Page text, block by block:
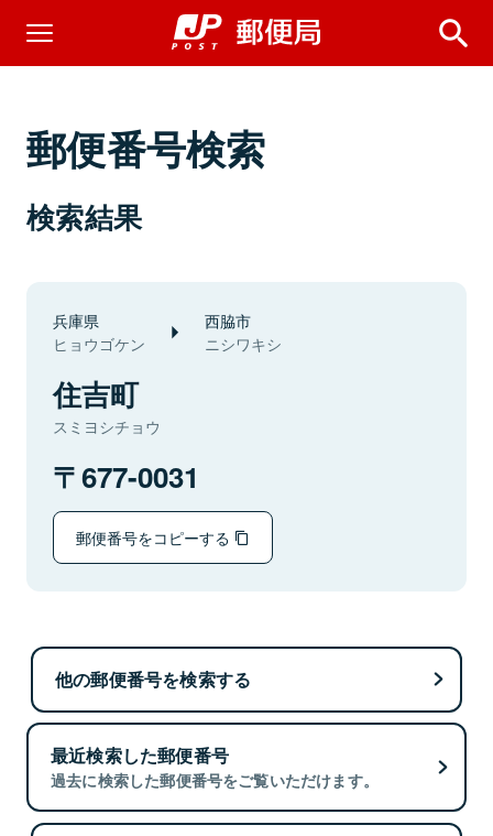
郵便番号検索
検索結果
兵庫県
ヒョウゴケン
西脇市
ニシワキシ
住吉町
スミヨシチョウ
677-0031
郵便番号をコピーする
他の郵便番号を検索する
最近検索した郵便番号
過去に検索した郵便番号をご覧いただけます。